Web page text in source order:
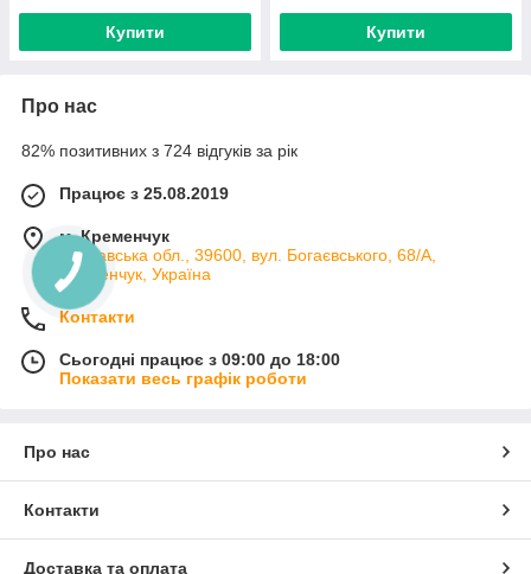
Купити Купити
Про нас
82% позитивних з 724 відгуків за рік
Працює з 25.08.2019
м. Кременчук
Полтавська обл., 39600, вул. Богаєвського, 68/А,
Кременчук, Україна
Контакти
Сьогодні працює з 09:00 до 18:00
Показати весь графік роботи
Про нас
Контакти
Доставка та оплата